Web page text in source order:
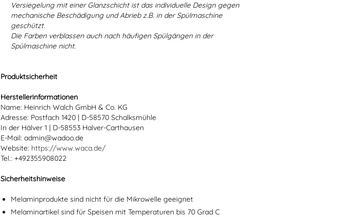
Versiegelung mit einer Glanzschicht ist das individuelle Design gegen
mechanische Beschädigung und Abrieb z.B. in der Spülmaschine
geschützt.
Die Farben verblassen auch nach häufigen Spülgängen in der
Spülmaschine nicht.
Produktsicherheit
Herstellerinformationen
Name: Heinrich Walch GmbH & Co. KG
Adresse: Postfach 1420 | D-58570 Schalksmühle
In der Hälver 1 | D-58553 Halver-Carthausen
E-Mail: admin@wadoo.de
Website: https://www.waca.de/
Tel.: +492355908022
Sicherheitshinweise
Melaminprodukte sind nicht für die Mikrowelle geeignet
Melaminartikel sind für Speisen mit Temperaturen bis 70 Grad C